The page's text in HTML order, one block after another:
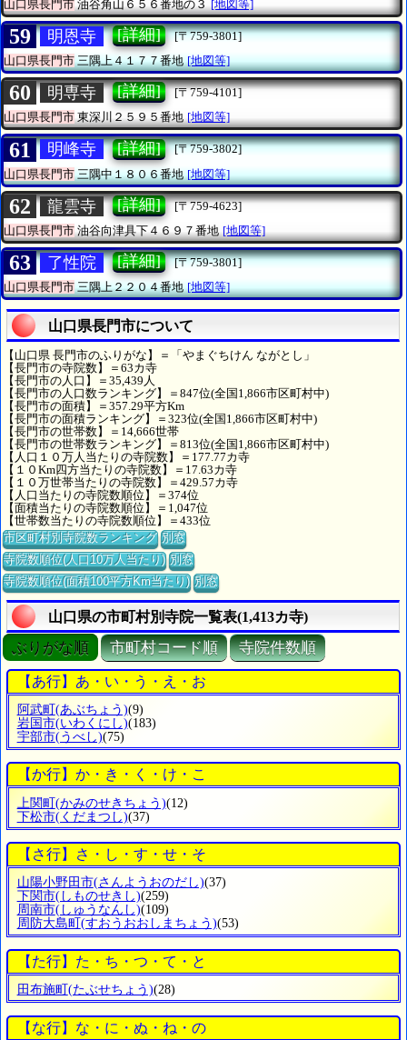
山口県長門市 油谷角山６５６番地の３ [地図等]
59 明恩寺 [詳細]
[〒759-3801]
山口県長門市三隅上４１７７番地 [地図等]
60 明専寺 [詳細]
[〒759-4101]
山口県長門市東深川２５９５番地 [地図等]
61 明峰寺 [詳細]
[〒759-3802]
山口県長門市三隅中１８０６番地 [地図等]
62 龍雲寺 [詳細]
[〒759-4623]
山口県長門市油谷向津具下４６９７番地 [地図等]
63 了性院 [詳細]
[〒759-3801]
山口県長門市三隅上２２０４番地 [地図等]
山口県長門市について
【山口県 長門市のふりがな】＝「やまぐちけん ながとし」
【長門市の寺院数】＝63カ寺
【長門市の人口】＝35,439人
【長門市の人口数ランキング】＝847位(全国1,866市区町村中)
【長門市の面積】＝357.29平方Km
【長門市の面積ランキング】＝323位(全国1,866市区町村中)
【長門市の世帯数】＝14,666世帯
【長門市の世帯数ランキング】＝813位(全国1,866市区町村中)
【人口１０万人当たりの寺院数】＝177.77カ寺
【１０Km四方当たりの寺院数】＝17.63カ寺
【１０万世帯当たりの寺院数】＝429.57カ寺
【人口当たりの寺院数順位】＝374位
【面積当たりの寺院数順位】＝1,047位
【世帯数当たりの寺院数順位】＝433位
市区町村別寺院数ランキング 別窓
寺院数順位(人口10万人当たり) 別窓
寺院数順位(面積100平方Km当たり) 別窓
山口県の市町村別寺院一覧表(1,413カ寺)
ぶりがな順 市町村コード順 寺院件数順
【あ行】あ・い・う・え・お
阿武町 (あぶちょう)(9)
岩国市(いわくにし)(183)
宇部市(うべし)(75)
【か行】か・き・く・け・こ
上関町(かみのせきちょう)(12)
下松市(くだまつし)(37)
【さ行】さ・し・す・せ・そ
山陽小野田市(さんようおのだし)(37)
下関市(しものせきし)(259)
周南市(しゅうなんし)(109)
周防大島町 (すおうおおしまちょう)(53)
【た行】た・ち・つ・て・と
田布施町 (たぶせちょう)(28)
【な行】な・に・ぬ・ね・の